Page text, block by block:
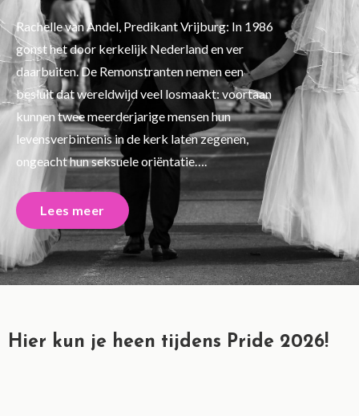
Rachelle van Andel, Predikant Vrijburg: In 1986
gonst het door kerkelijk Nederland en ver
daarbuiten. De Remonstranten nemen een
besluit dat wereldwijd veel losmaakt: voortaan
kunnen twee meerderjarige mensen hun
levensverbintenis in de kerk laten zegenen,
ongeacht hun seksuele oriëntatie….
Lees meer
Hier kun je heen tijdens Pride 2026!